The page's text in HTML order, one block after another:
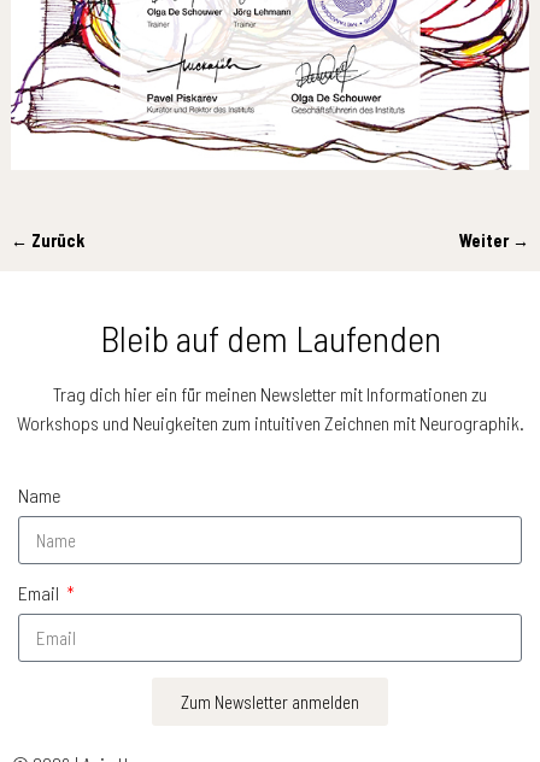
← Zurück Weiter →
Bleib auf dem Laufenden
Trag dich hier ein für meinen Newsletter mit Informationen zu
Workshops und Neuigkeiten zum intuitiven Zeichnen mit Neurographik.
Name
Email
Zum Newsletter anmelden